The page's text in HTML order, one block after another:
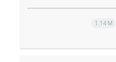
1.14 M